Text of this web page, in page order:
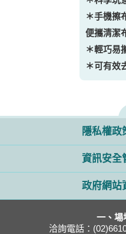
＊手機擦
便攜清潔
＊輕巧易
＊可有效
隱私權政
資訊安全
政府網站
一、場
洽詢電話：